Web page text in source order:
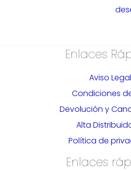
Enlaces
Aviso Legal
Condiciones
Devolución y
Alta
Política de
Enlaces